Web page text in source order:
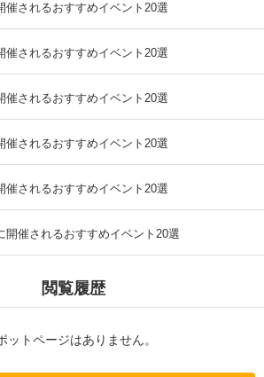
催されるおすすめイベント20選
催されるおすすめイベント20選
催されるおすすめイベント20選
催されるおすすめイベント20選
催されるおすすめイベント20選
開催されるおすすめイベント20選
閲覧履歴
トページはありません。